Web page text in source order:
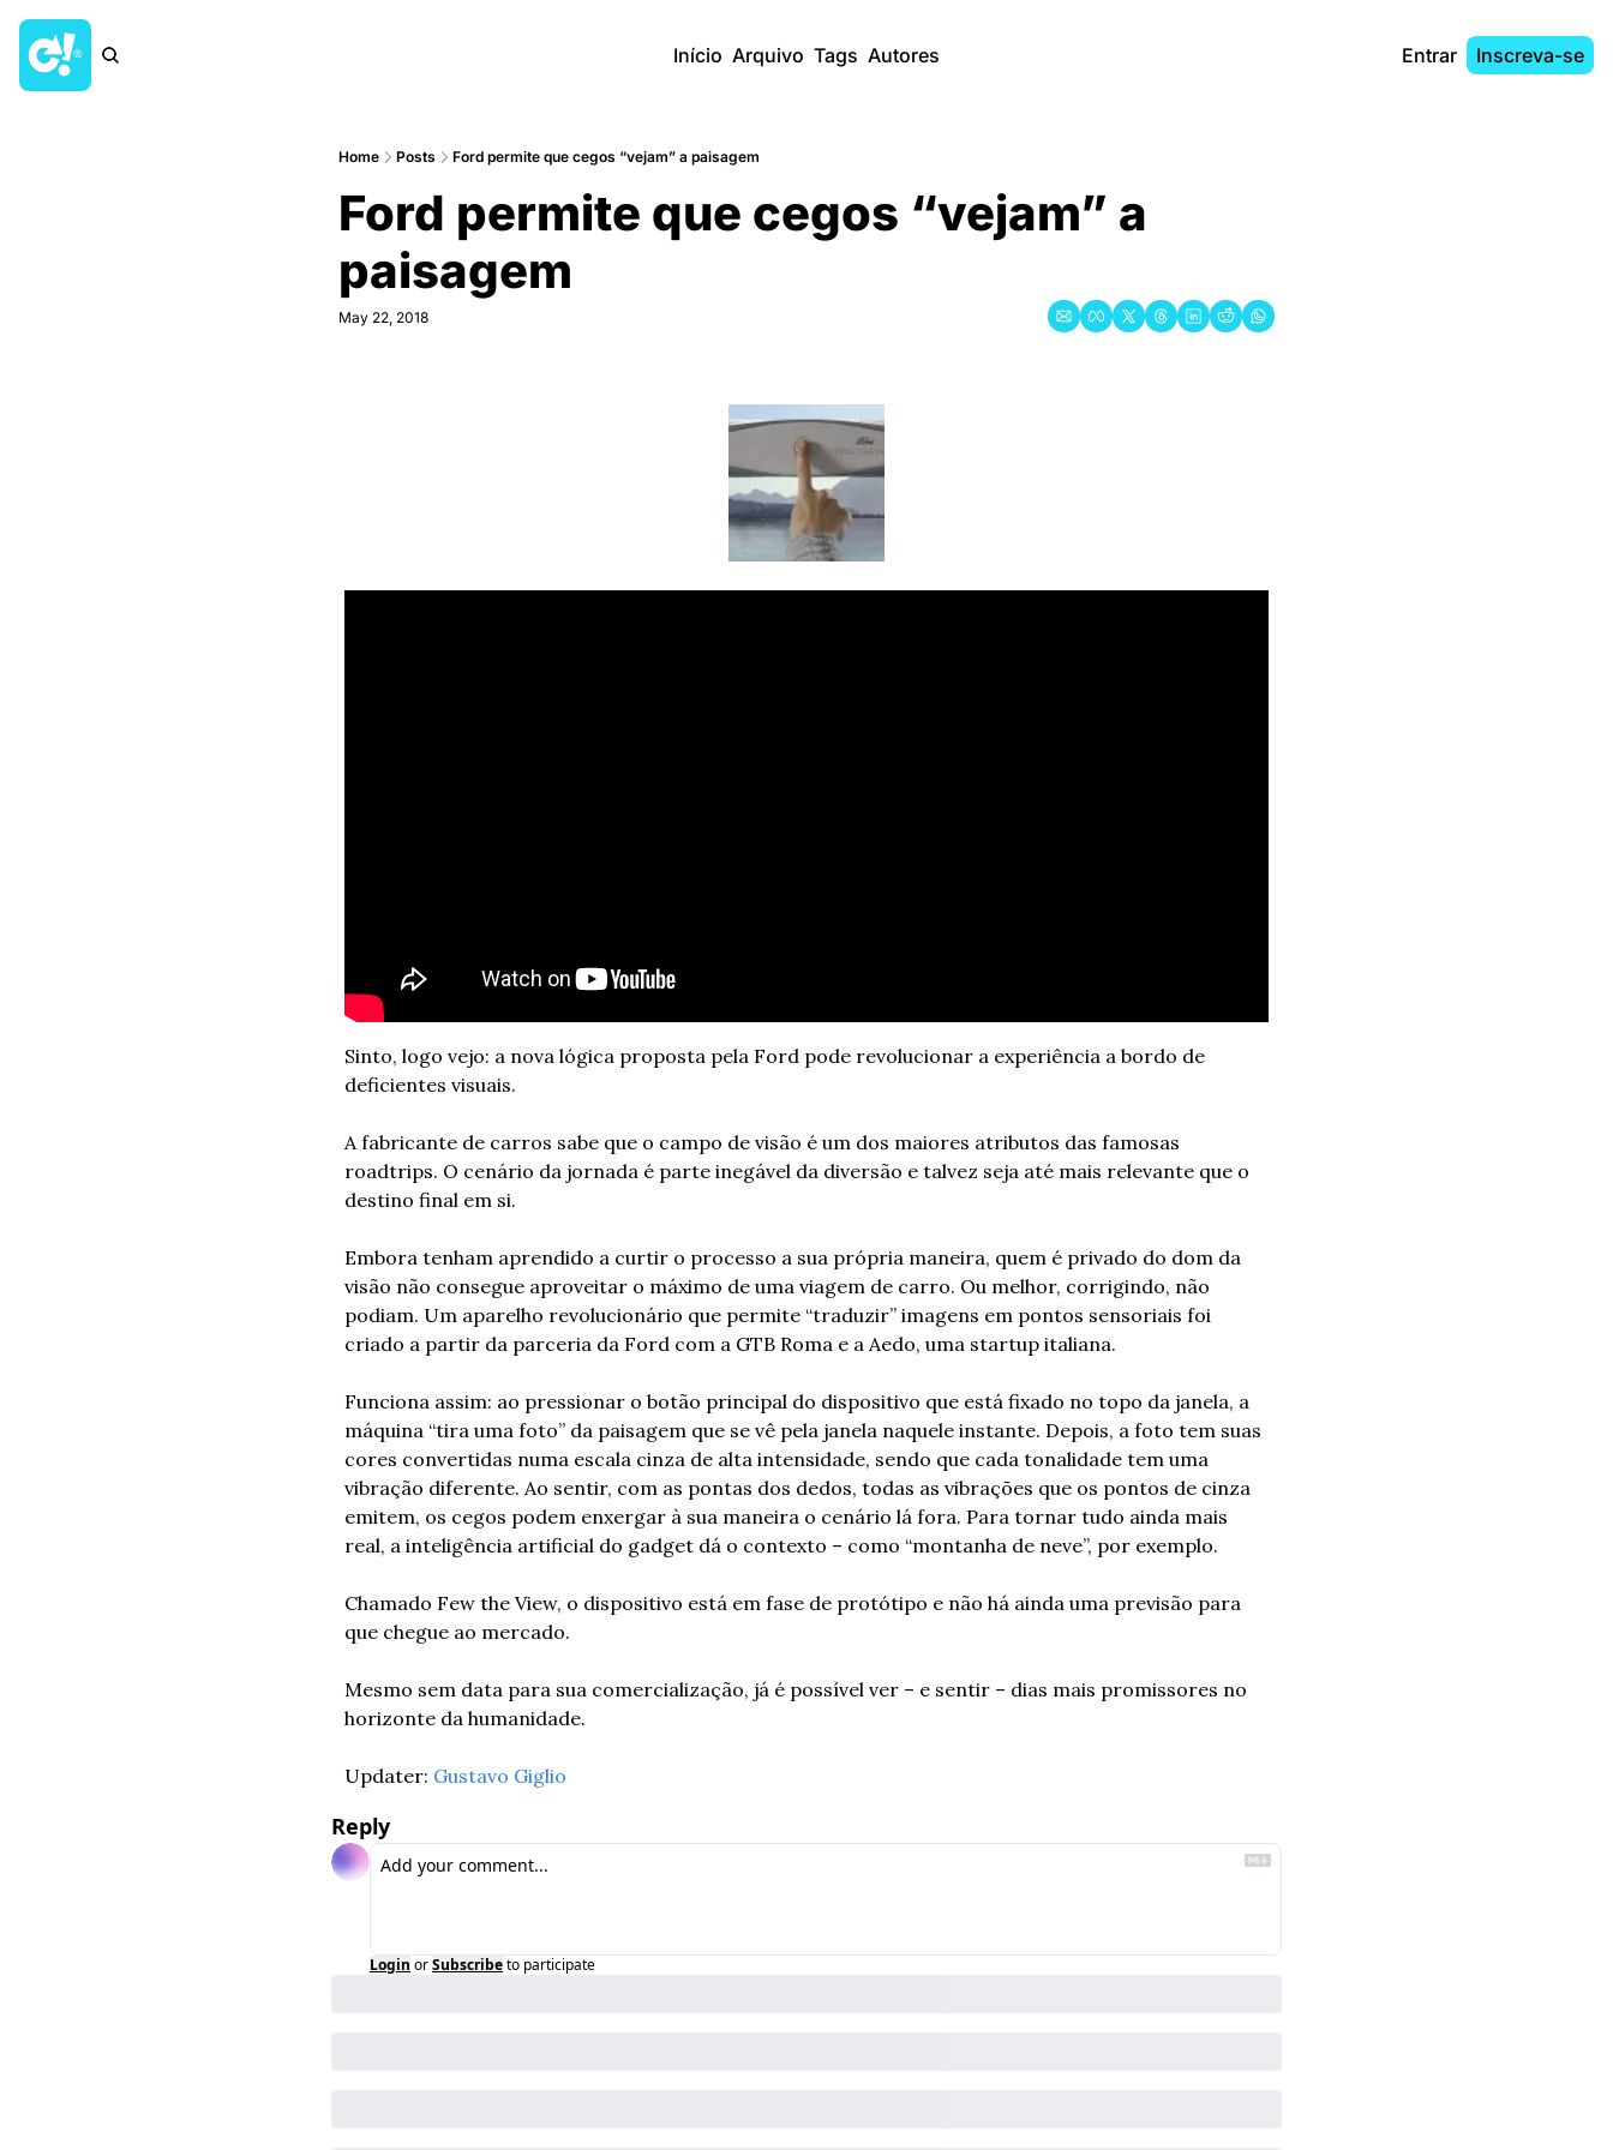
Início Arquivo Tags Autores Entrar Inscreva-se
Home Posts Ford permite que cegos “vejam” a paisagem
Ford permite que cegos “vejam” a
paisagem
May 22, 2018
Sinto, logo vejo: a nova lógica proposta pela Ford pode revolucionar a experiência a bordo de
deficientes visuais.
A fabricante de carros sabe que o campo de visão é um dos maiores atributos das famosas
roadtrips. O cenário da jornada é parte inegável da diversão e talvez seja até mais relevante que o
destino final em si.
Embora tenham aprendido a curtir o processo a sua própria maneira, quem é privado do dom da
visão não consegue aproveitar o máximo de uma viagem de carro. Ou melhor, corrigindo, não
podiam. Um aparelho revolucionário que permite “traduzir” imagens em pontos sensoriais foi
criado a partir da parceria da Ford com a GTB Roma e a Aedo, uma startup italiana.
Funciona assim: ao pressionar o botão principal do dispositivo que está fixado no topo da janela, a
máquina “tira uma foto” da paisagem que se vê pela janela naquele instante. Depois, a foto tem suas
cores convertidas numa escala cinza de alta intensidade, sendo que cada tonalidade tem uma
vibração diferente. Ao sentir, com as pontas dos dedos, todas as vibrações que os pontos de cinza
emitem, os cegos podem enxergar à sua maneira o cenário lá fora. Para tornar tudo ainda mais
real, a inteligência artificial do gadget dá o contexto – como “montanha de neve”, por exemplo.
Chamado Few the View, o dispositivo está em fase de protótipo e não há ainda uma previsão para
que chegue ao mercado.
Mesmo sem data para sua comercialização, já é possível ver – e sentir – dias mais promissores no
horizonte da humanidade.
Updater: Gustavo Giglio
Reply
Login orSubscribeto participate